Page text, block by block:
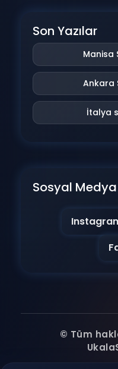
Son Yazılar
Manisa
Ankara
İtalya
Sosyal Medya
© Tüm